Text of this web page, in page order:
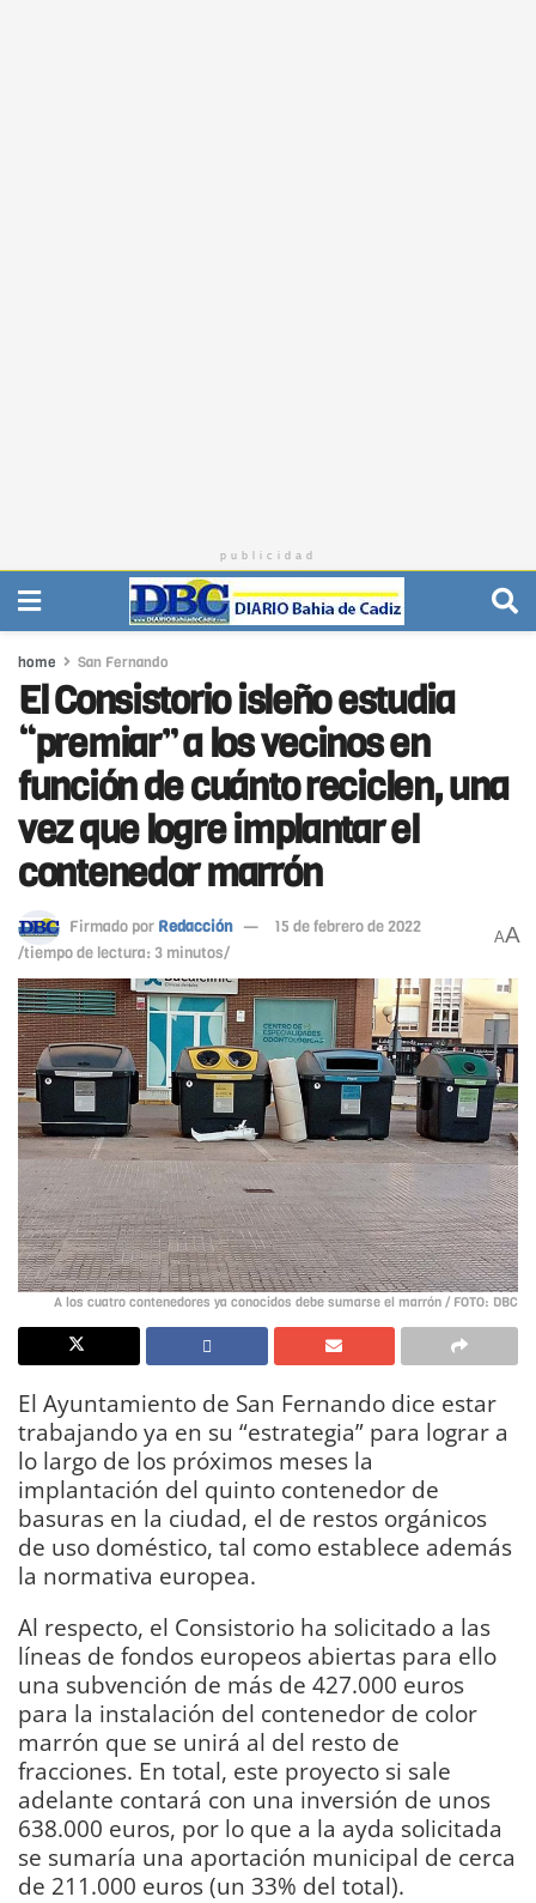
publicidad
home San Fernando
El Consistorio isleño estudia
“premiar” a los vecinos en
función de cuánto reciclen, una
vez que logre implantar el
contenedor marrón
Firmado por Redacción
15 de febrero de 2022
/tiempo de lectura: 3 minutos/
AA
A los cuatro contenedores ya conocidos debe sumarse el marrón / FOTO: DBC
El Ayuntamiento de San Fernando dice estar
trabajando ya en su “estrategia” para lograr a
lo largo de los próximos meses la
implantación del quinto contenedor de
basuras en la ciudad, el de restos orgánicos
de uso doméstico, tal como establece además
la normativa europea.
Al respecto, el Consistorio ha solicitado a las
líneas de fondos europeos abiertas para ello
una subvención de más de 427.000 euros
para la instalación del contenedor de color
marrón que se unirá al del resto de
fracciones. En total, este proyecto si sale
adelante contará con una inversión de unos
638.000 euros, por lo que a la ayda solicitada
se sumaría una aportación municipal de cerca
de 211.000 euros (un 33% del total).